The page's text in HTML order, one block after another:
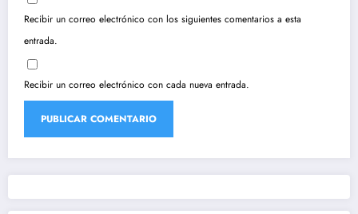
Recibir un correo electrónico con los siguientes comentarios a esta
entrada.
Recibir un correo electrónico con cada nueva entrada.